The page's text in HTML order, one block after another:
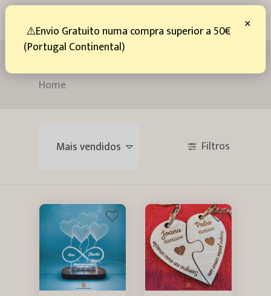
Home
Mais vendidos Filtros
×
⚠️Envio Gratuito numa compra superior a 50€
(Portugal Continental)